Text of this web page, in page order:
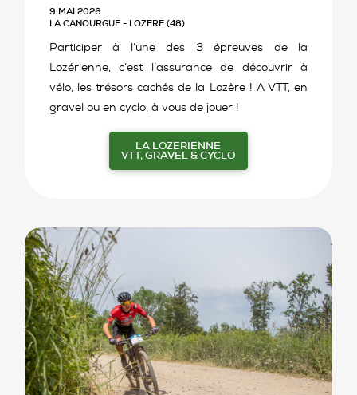
9 MAI 2026
LA CANOURGUE - LOZERE (48)
Participer à l’une des 3 épreuves de la
Lozérienne, c’est l’assurance de découvrir à
vélo, les trésors cachés de la Lozère ! A VTT, en
gravel ou en cyclo, à vous de jouer !
LA LOZERIENNE
VTT, GRAVEL & CYCLO